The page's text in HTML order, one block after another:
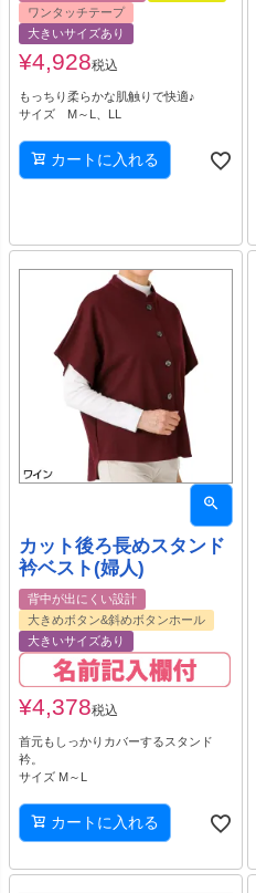
ワンタッチテープ
大きいサイズあり
¥4,928税込
もっちり柔らかな肌触りで快適♪
サイズ M～L、LL
カートに入れる
カット後ろ長めスタンド
衿ベスト(婦人)
背中が出にくい設計
大きめボタン&斜めボタンホール
大きいサイズあり
¥4,378税込
首元もしっかりカバーするスタンド
衿。
サイズ M～L
カートに入れる